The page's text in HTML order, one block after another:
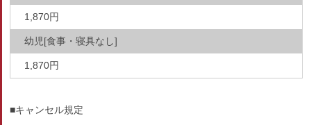
1,870円
幼児[食事・寝具なし]
1,870円
■キャンセル規定